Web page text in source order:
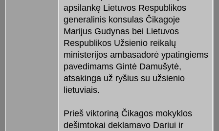
apsilankę Lietuvos Respublikos
generalinis konsulas Čikagoje
Marijus Gudynas bei Lietuvos
Respublikos Užsienio reikalų
ministerijos ambasadorė ypatingiems
pavedimams Gintė Damušytė,
atsakinga už ryšius su užsienio
lietuviais.
Prieš viktoriną Čikagos mokyklos
dešimtokai deklamavo Dariui ir